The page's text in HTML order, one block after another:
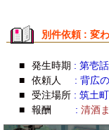
別件依頼 : 変
■ 発生時期 : 第壱話
■
依頼人
: 背広
■
受注場所 : 筑土町
■
報酬 : 清酒